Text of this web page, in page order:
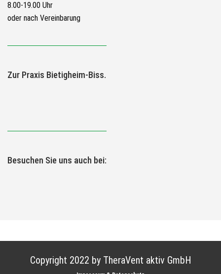
8.00-19.00 Uhr
oder nach Vereinbarung
Zur Praxis Bietigheim-Biss.
Besuchen Sie uns auch bei:
Copyright 2022 by TheraVent aktiv GmbH